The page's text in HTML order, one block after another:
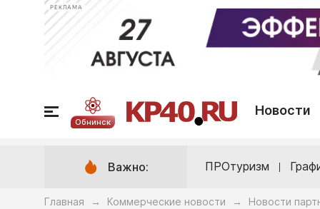
РЕКЛАМА
Обнинск
Новости
Важно: ПРОтуризм
Главная → Коммерческие новости → Новости